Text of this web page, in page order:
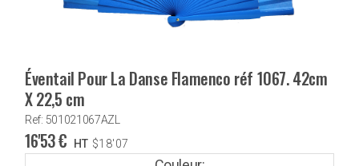
Éventail Pour La Danse Flamenco réf 1067. 42cm
X 22,5 cm
Ref: 501021067AZL
16'53€ HT $18'07